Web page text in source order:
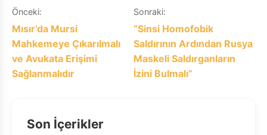
Yazı
gezinmesi
Önceki:
Mısır’da Mursi
Mahkemeye Çıkarılmalı
ve Avukata Erişimi
Sağlanmalıdır
Sonraki:
“Sinsi Homofobik
Saldırının Ardından Rusya
Maskeli Saldırganların
İzini Bulmalı”
Son İçerikler